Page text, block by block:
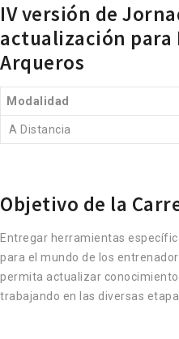
IV versión de
actualización para
Arqueros
Modalidad
A Distancia
Objetivo de la
Entregar herramientas
para el mundo de los
permita actualizar
trabajando en las diversas